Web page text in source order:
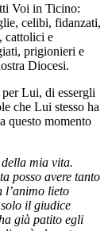
Voi in Ticino:
celibi, fidanzati,
cattolici e
prigionieri e
Diocesi.
Lui, di essergli
che Lui stesso ha
questo momento
mia vita.
posso avere tanto
l’animo lieto
il giudice
già patito egli